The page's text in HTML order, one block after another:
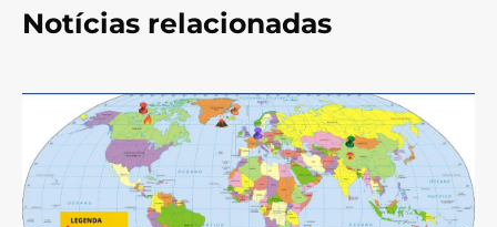
Notícias relacionadas